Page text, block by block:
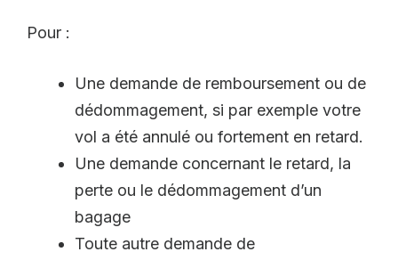
Pour :
Une demande de remboursement ou de
dédommagement, si par exemple votre
vol a été annulé ou fortement en retard.
Une demande concernant le retard, la
perte ou le dédommagement d’un
bagage
Toute autre demande de